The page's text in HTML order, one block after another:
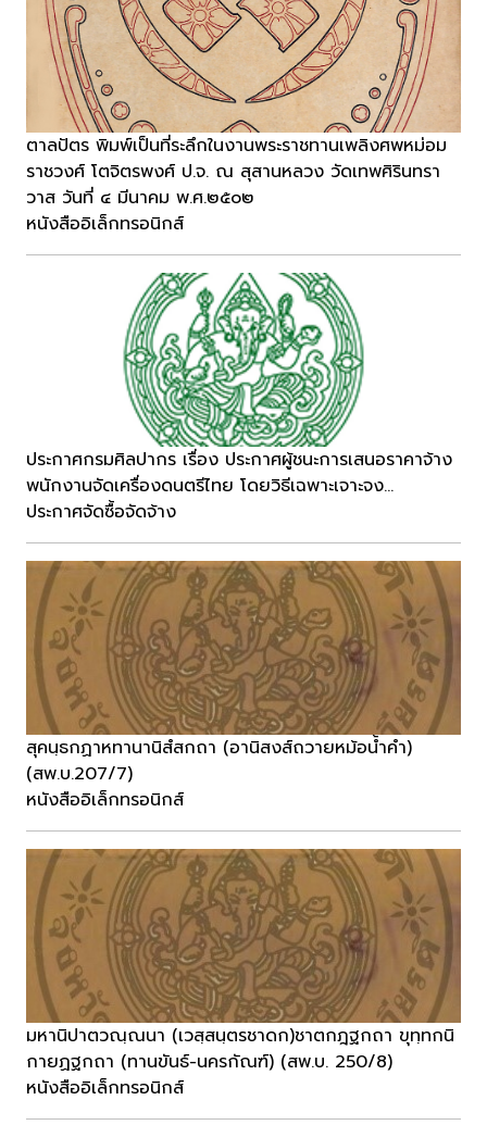
ตาลปัตร พิมพ์เป็นที่ระลึกในงานพระราชทานเพลิงศพหม่อม
ราชวงศ์ โตจิตรพงศ์ ป.จ. ณ สุสานหลวง วัดเทพศิรินทรา
วาส วันที่ ๔ มีนาคม พ.ศ.๒๕๐๒
หนังสืออิเล็กทรอนิกส์
ประกาศกรมศิลปากร เรื่อง ประกาศผู้ชนะการเสนอราคาจ้าง
พนักงานจัดเครื่องดนตรีไทย โดยวิธีเฉพาะเจาะจง...
ประกาศจัดซื้อจัดจ้าง
สุคนฺธกฏาหทานานิสํสกถา (อานิสงส์ถวายหม้อน้ำคำ)
(สพ.บ.207/7)
หนังสืออิเล็กทรอนิกส์
มหานิปาตวณฺณนา (เวสฺสนฺตรชาดก)ชาตกฎฐกถา ขุทฺทกนิ
กายฏฐกถา (ทานขันธ์-นครกัณฑ์) (สพ.บ. 250/8)
หนังสืออิเล็กทรอนิกส์